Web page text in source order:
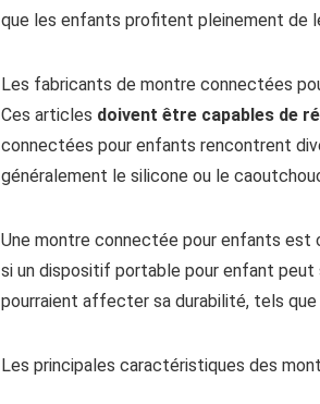
que les enfants profitent pleinement de
Les fabricants de montre connectées
Ces articles doivent être capables de
connectées pour enfants rencontrent
généralement le silicone ou le
Une montre connectée pour enfants est
si un dispositif portable pour enfant
pourraient affecter sa durabilité, tels que
Les principales caractéristiques des